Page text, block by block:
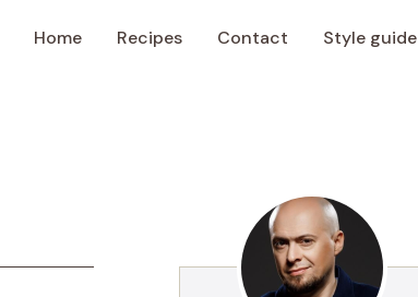
Home Recipes Contact Style guide